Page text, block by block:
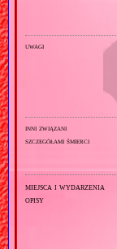
uwagi
inni związani
szczegółami śmierci
miejsca i wydarzenia
opisy